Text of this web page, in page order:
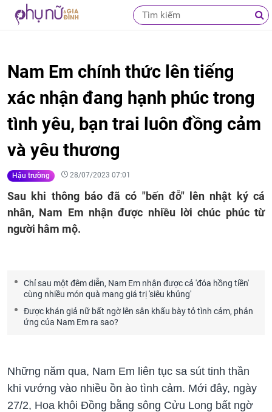
Nam Em chính thức lên tiếng
xác nhận đang hạnh phúc trong
tình yêu, bạn trai luôn đồng cảm
và yêu thương
Hậu trường 28/07/2023 07:01
Sau khi thông báo đã có "bến đỗ" lên nhật ký cá
nhân, Nam Em nhận được nhiều lời chúc phúc từ
người hâm mộ.
Chỉ sau một đêm diễn, Nam Em nhận được cả 'đóa hồng tiền'
cùng nhiều món quà mang giá trị 'siêu khủng'
Được khán giả nữ bất ngờ lên sân khấu bày tỏ tình cảm, phản
ứng của Nam Em ra sao?
Những năm qua, Nam Em liên tục sa sút tinh thần
khi vướng vào nhiều ồn ào tình cảm. Mới đây, ngày
27/2, Hoa khôi Đồng bằng sông Cửu Long bất ngờ